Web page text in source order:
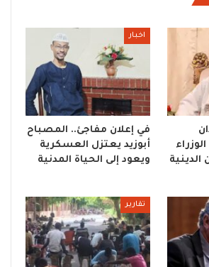
الدينية
اخبار
في إعلان مفاجئ.. المصباح
أبوزيد يعتزل العسكرية
ويعود إلى الحياة المدنية
تقارير